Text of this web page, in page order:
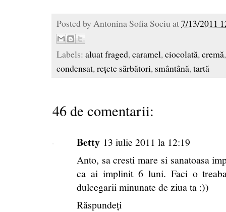
Posted by Antonina Sofia Sociu at7/13/2011
Labels: aluat fraged,caramel,ciocolată,cremă
condensat,rețete sărbători, smântână,tartă
46 de comentarii:
Betty 13 iulie 2011 la 12:19
Anto, sa cresti mare si sanatoasa
ca ai implinit 6 luni. Faci o
dulcegarii minunate de ziua ta :))
Răspundeți